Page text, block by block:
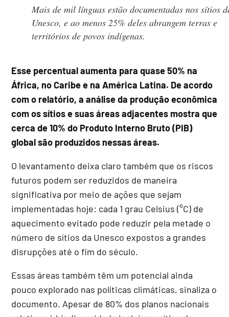
Mais de mil línguas estão documentadas nos sítios
Unesco, e ao menos 25% deles abrangem terras e
territórios de povos indígenas.
Esse percentual aumenta para quase 50% na
África, no Caribe e na América Latina. De acordo
com o relatório, a análise da produção econômica
com os sítios e suas áreas adjacentes mostra que
cerca de 10% do Produto Interno Bruto (PIB)
global são produzidos nessas áreas.
O levantamento deixa claro também que os riscos
futuros podem ser reduzidos de maneira
significativa por meio de ações que sejam
implementadas hoje: cada 1 grau Celsius (°C) de
aquecimento evitado pode reduzir pela metade o
número de sítios da Unesco expostos a grandes
disrupções até o fim do século.
Essas áreas também têm um potencial ainda
pouco explorado nas políticas climáticas, sinaliza o
documento. Apesar de 80% dos planos nacionais